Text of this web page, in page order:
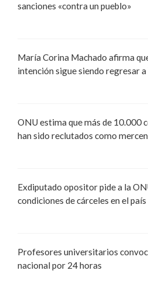
sanciones «contra un pueblo»
María Corina Machado afirma
intención sigue siendo regresar a
ONU estima que más de 10.000
han sido reclutados como
Exdiputado opositor pide a la
condiciones de cárceles en el país
Profesores universitarios
nacional por 24 horas